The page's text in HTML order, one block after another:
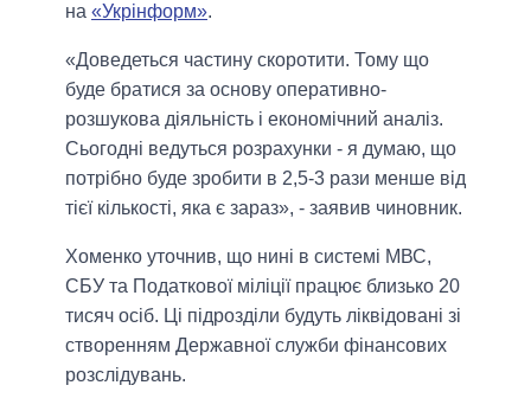
на «Укрінформ».
«Доведеться частину скоротити. Тому що
буде братися за основу оперативно-
розшукова діяльність і економічний аналіз.
Сьогодні ведуться розрахунки - я думаю, що
потрібно буде зробити в 2,5-3 рази менше від
тієї кількості, яка є зараз», - заявив чиновник.
Хоменко уточнив, що нині в системі МВС,
СБУ та Податкової міліції працює близько 20
тисяч осіб. Ці підрозділи будуть ліквідовані зі
створенням Державної служби фінансових
розслідувань.